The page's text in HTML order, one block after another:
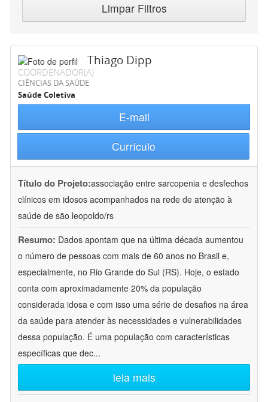
Limpar Filtros
Thiago Dipp
COORDENADOR(A)
CIÊNCIAS DA SAÚDE
Saúde Coletiva
E-mail
Currículo
Título do Projeto:associação entre sarcopenia e desfechos
clínicos em idosos acompanhados na rede de atenção à
saúde de são leopoldo/rs
Resumo: Dados apontam que na última década aumentou
o número de pessoas com mais de 60 anos no Brasil e,
especialmente, no Rio Grande do Sul (RS). Hoje, o estado
conta com aproximadamente 20% da população
considerada idosa e com isso uma série de desafios na área
da saúde para atender às necessidades e vulnerabilidades
dessa população. É uma população com características
específicas que dec...
leia mais